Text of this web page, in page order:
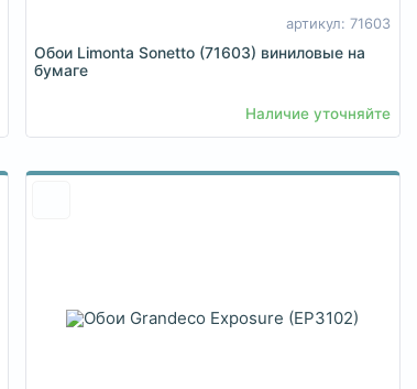
артикул: 71603
Обои Limonta Sonetto (71603) виниловые на
бумаге
Наличие уточняйте